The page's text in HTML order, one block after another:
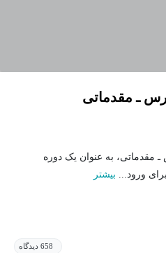
ـ مقدماتی
مقدماتی، به عنوان یک دوره
ورود... بیشتر
658 دیدگاه